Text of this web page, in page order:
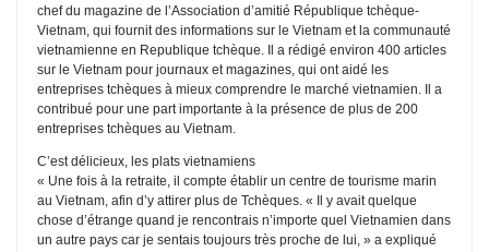
chef du magazine de l’Association d’amitié République tchèque-
Vietnam, qui fournit des informations sur le Vietnam et la communauté
vietnamienne en Republique tchèque. Il a rédigé environ 400 articles
sur le Vietnam pour journaux et magazines, qui ont aidé les
entreprises tchèques à mieux comprendre le marché vietnamien. Il a
contribué pour une part importante à la présence de plus de 200
entreprises tchèques au Vietnam.
C’est délicieux, les plats vietnamiens
« Une fois à la retraite, il compte établir un centre de tourisme marin
au Vietnam, afin d’y attirer plus de Tchèques. « Il y avait quelque
chose d’étrange quand je rencontrais n’importe quel Vietnamien dans
un autre pays car je sentais toujours très proche de lui, » a expliqué